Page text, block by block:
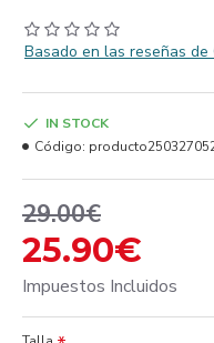
Basado en las reseñas de
25.90€
29.00€
Impuestos Incluidos
IN STOCK
Código: